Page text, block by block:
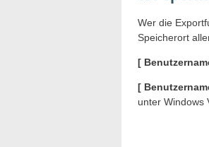
Wer die
Speicherort
[
[
unter Windows